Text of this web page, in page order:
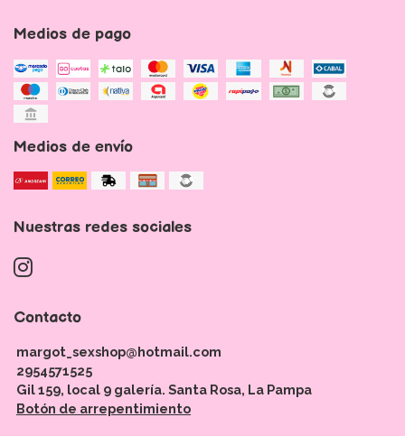
Medios de pago
Medios de envío
Nuestras redes sociales
Contacto
margot_sexshop@hotmail.com
2954571525
Gil 159, local 9 galería. Santa Rosa, La Pampa
Botón de arrepentimiento